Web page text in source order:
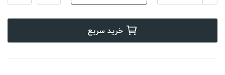
خرید سریع